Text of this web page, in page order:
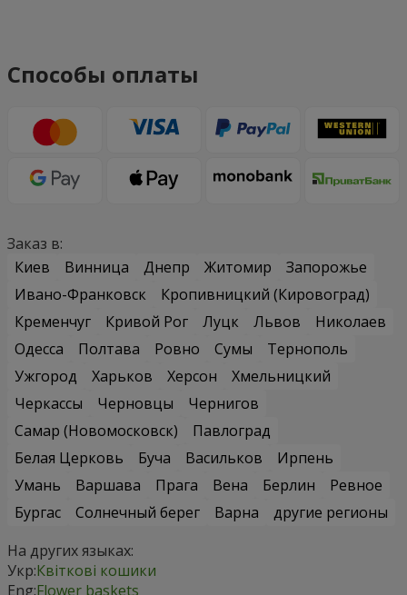
Способы оплаты
Заказ в:
Киев
Винница Днепр Житомир
Запорожье
Ивано-Франковск
Кропивницкий (Кировоград)
Кременчуг
Кривой Рог Луцк Львов
Николаев
Одесса
Полтава Ровно Сумы
Тернополь
Ужгород
Харьков Херсон
Хмельницкий
Черкассы
Черновцы
Чернигов
Самар (Новомосковск)
Павлоград
Белая Церковь
Буча Васильков
Ирпень
Умань
Варшава Прага Вена Берлин
Ревное
Бургас
Солнечный берег Варна
другие регионы
На других языках:
Укр:Квіткові кошики
Eng:Flower baskets